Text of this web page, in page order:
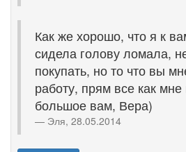
Как же хорошо, что я к
сидела голову ломала,
покупать, но то что вы
работу, прям все как
большое вам, Вера)
Эля, 28.05.2014